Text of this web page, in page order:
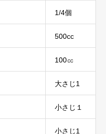
1/4個
500cc
100㏄
大さじ1
小さじ１
小さじ1